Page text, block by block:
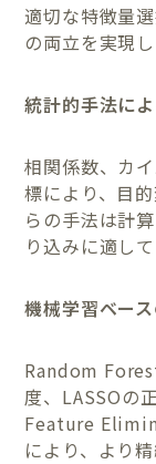
適切な特徴量
の両立を実現し
統計的手法に
相関係数、カ
標により、目
らの手法は計
り込みに適して
機械学習ベー
Random
度、LASSOの
Feature
により、より